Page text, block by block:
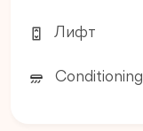
Лифт
Conditioning